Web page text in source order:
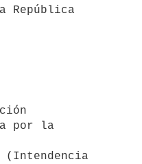
por la
(Intendencia